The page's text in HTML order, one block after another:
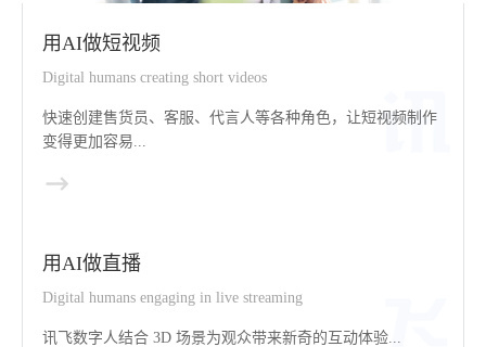
用AI做短视频
Digital humans creating short videos
快速创建售货员、客服、代言人等各种角色，让短视频制作
变得更加容易...
用AI做直播
Digital humans engaging in live streaming
讯飞数字人结合 3D 场景为观众带来新奇的互动体验...